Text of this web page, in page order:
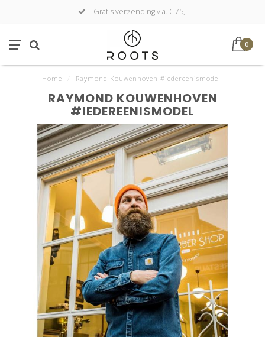
Gratis verzending v.a. € 75,-
0
Home Raymond Kouwenhoven #iedereenismodel
RAYMOND KOUWENHOVEN
#IEDEREENISMODEL